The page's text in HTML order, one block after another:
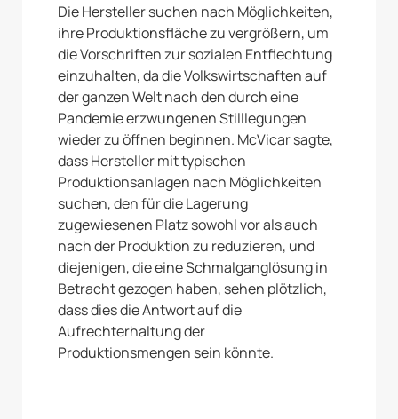
Die Hersteller suchen nach Möglichkeiten,
ihre Produktionsfläche zu vergrößern, um
die Vorschriften zur sozialen Entflechtung
einzuhalten, da die Volkswirtschaften auf
der ganzen Welt nach den durch eine
Pandemie erzwungenen Stilllegungen
wieder zu öffnen beginnen. McVicar sagte,
dass Hersteller mit typischen
Produktionsanlagen nach Möglichkeiten
suchen, den für die Lagerung
zugewiesenen Platz sowohl vor als auch
nach der Produktion zu reduzieren, und
diejenigen, die eine Schmalganglösung in
Betracht gezogen haben, sehen plötzlich,
dass dies die Antwort auf die
Aufrechterhaltung der
Produktionsmengen sein könnte.